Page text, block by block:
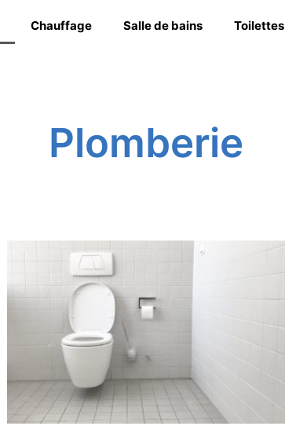
Chauffage Salle de bains Toilettes
Plomberie